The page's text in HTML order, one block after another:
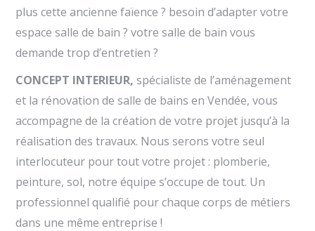
plus cette ancienne faïence ? besoin d’adapter votre
espace salle de bain ? votre salle de bain vous
demande trop d’entretien ?
CONCEPT INTERIEUR, spécialiste de l’aménagement
et la rénovation de salle de bains en Vendée, vous
accompagne de la création de votre projet jusqu’à la
réalisation des travaux. Nous serons votre seul
interlocuteur pour tout votre projet : plomberie,
peinture, sol, notre équipe s’occupe de tout. Un
professionnel qualifié pour chaque corps de métiers
dans une même entreprise !